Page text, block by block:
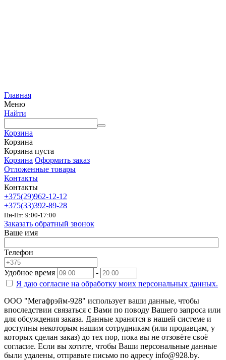
Главная
Меню
Найти
Корзина
Корзина
Корзина пуста
Корзина Оформить заказ
Отложенные товары
Контакты
Контакты
+375(29)962-12-12
+375(33)392-89-28
Пн-Пт: 9:00-17:00
Заказать обратный звонок
Ваше имя
Телефон
Удобное время
-
Я даю согласие на обработку моих персональных данных.
ООО "Мегафрэйм-928" использует ваши данные, чтобы
впоследствии связаться с Вами по поводу Вашего запроса или
для обсуждения заказа. Данные хранятся в нашей системе и
доступны некоторым нашим сотрудникам (или продавцам, у
которых сделан заказ) до тех пор, пока вы не отзовёте своё
согласие. Если вы хотите, чтобы Ваши персональные данные
были удалены, отправьте письмо по адресу info@928.by.